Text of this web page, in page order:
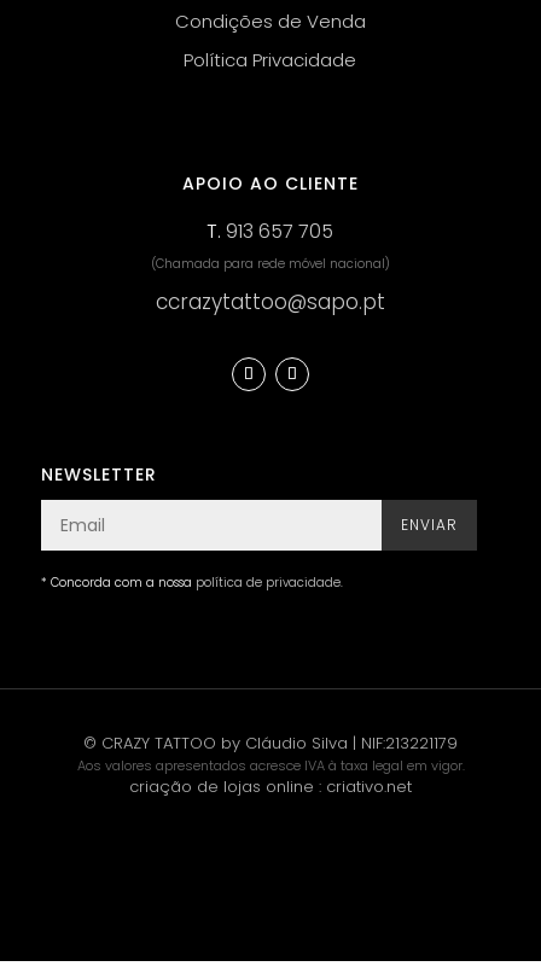
Condições de Venda
Política Privacidade
APOIO AO CLIENTE
T.913 657 705
(Chamada para rede móvel nacional)
ccrazytattoo@sapo.pt
NEWSLETTER
ENVIAR
* Concorda com a nossa política de privacidade.
© CRAZY TATTOO by Cláudio Silva | NIF:213221179
Aos valores apresentados acresce IVA à taxa legal em vigor.
criação de lojas online : criativo.net